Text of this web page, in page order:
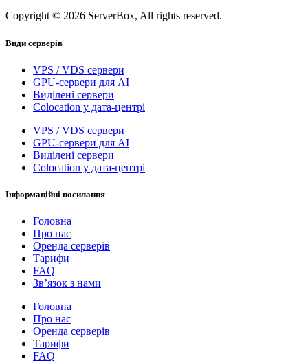
Copyright © 2026 ServerBox, All rights reserved.
Види серверів
VPS / VDS сервери
GPU-сервери для AI
Виділені сервери
Colocation у дата-центрі
VPS / VDS сервери
GPU-сервери для AI
Виділені сервери
Colocation у дата-центрі
Інформаційні посилання
Головна
Про нас
Оренда серверів
Тарифи
FAQ
Зв’язок з нами
Головна
Про нас
Оренда серверів
Тарифи
FAQ